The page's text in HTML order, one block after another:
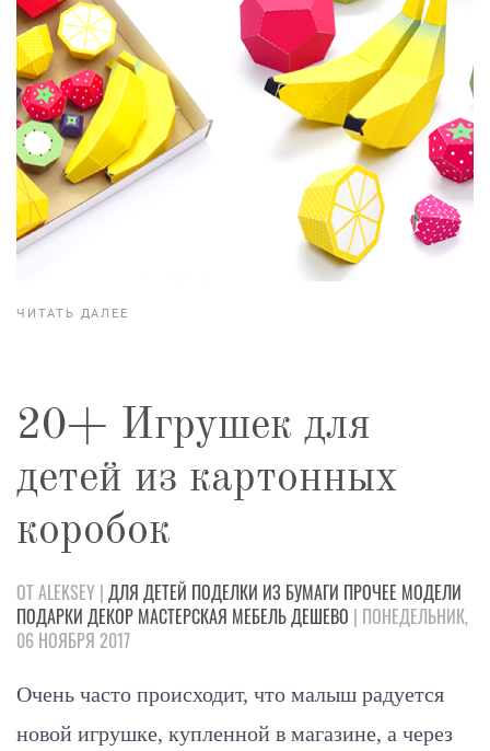
ЧИТАТЬ ДАЛЕЕ
20+ Игрушек для
детей из картонных
коробок
ОТ ALEKSEY | ДЛЯ ДЕТЕЙ ПОДЕЛКИ ИЗ БУМАГИ ПРОЧЕЕ МОДЕЛИ
ПОДАРКИ ДЕКОР МАСТЕРСКАЯ МЕБЕЛЬДЕШЕВО | ПОНЕДЕЛЬНИК,
06 НОЯБРЯ 2017
Очень часто происходит, что малыш радуется
новой игрушке, купленной в магазине, а через